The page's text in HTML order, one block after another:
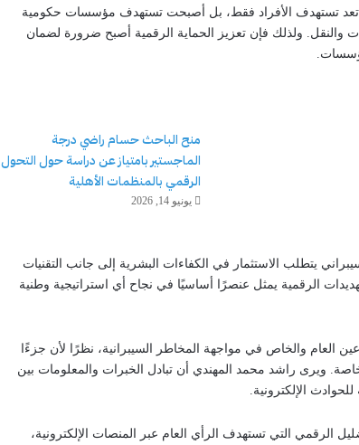
تعد تستهدف الأفراد فقط، بل أصبحت تستهدف مؤسسات حكومية
والنقل. ولذلك فإن تعزيز الحماية الرقمية أصبح ضرورة لضمان
منح الباحث حسام راضي درجة
الماجستير بامتياز عن دراسة حول التحول
الرقمي بالمنظمات الأهلية
يونيو 14, 2026
يتطلب الاستثمار في الكفاءات البشرية إلى جانب التقنيات
الرقمية يمثل عنصرًا أساسيًا في نجاح أي استراتيجية وطنية
العام والخاص في مواجهة المخاطر السيبرانية، نظرًا لأن جزءًا
ويرى راشد محمد المهندي أن تبادل الخبرات والمعلومات بين
الإلكترونية.
الرقمي التي تستهدف الرأي العام عبر المنصات الإلكترونية،